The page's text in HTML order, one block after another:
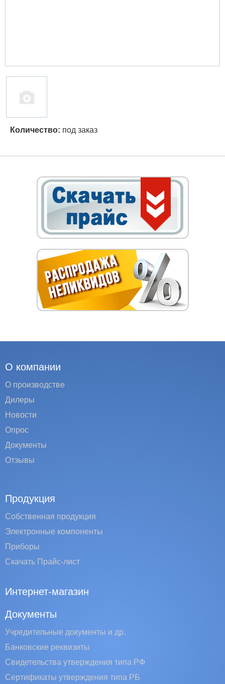
Количество: под заказ
О компании
О производстве
Дилеры
Новости
Опрос
Документы
Отзывы
Продукция
Собственная продукция
Электронные компоненты
Приборы
Скачать Прайс-лист
Интернет-магазин
Документы
Учредительные документы и др.
Банковские реквизиты
Свидетельства утверждения типа РФ
Сертификаты утверждения типа РБ